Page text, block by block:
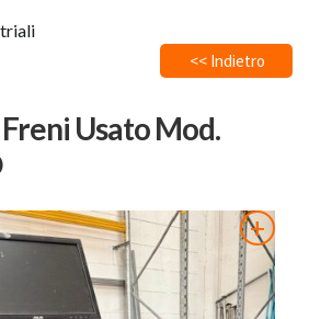
<< Indietro
Usato Mod.